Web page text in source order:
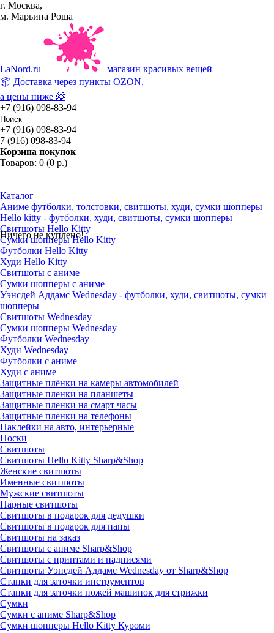
г. Москва,
м. Марьина Роща
LaNord.ru
магазин красивых вещей
📦 Доставка через пункты OZON,
а цены ниже 🤗
+7 (916) 098-83-94
+7 (916) 098-83-94
7 (916) 098-83-94
Корзина покупок
Товаров: 0 (0 р.)
Ничего не куплено!
Каталог
Аниме футболки, толстовки, свитшоты, худи, сумки шопперы
Hello kitty - футболки, худи, свитшоты, сумки шопперы
Свитшоты Hello Kitty
Сумки шопперы Hello Kitty
Футболки Hello Kitty
Худи Hello Kitty
Свитшоты с аниме
Сумки шопперы с аниме
Уэнсдей Аддамс Wednesday - футболки, худи, свитшоты, сумки
шопперы
Свитшоты Wednesday
Сумки шопперы Wednesday
Футболки Wednesday
Худи Wednesday
Футболки с аниме
Худи с аниме
Защитные плёнки на камеры автомобилей
Защитные пленки на планшеты
Защитные пленки на смарт часы
Защитные пленки на телефоны
Наклейки на авто, интерьерные
Носки
Свитшоты
Cвитшоты Hello Kitty Sharp&Shop
Женские свитшоты
Именные свитшоты
Мужские свитшоты
Парные свитшоты
Свитшоты в подарок для дедушки
Свитшоты в подарок для папы
Свитшоты на заказ
Свитшоты с аниме Sharp&Shop
Свитшоты с принтами и надписями
Свитшоты Уэнсдей Аддамс Wednesday от Sharp&Shop
Станки для заточки инструментов
Станки для заточки ножей машинок для стрижки
Сумки
Сумки с аниме Sharp&Shop
Сумки шопперы Hello Kitty Куроми